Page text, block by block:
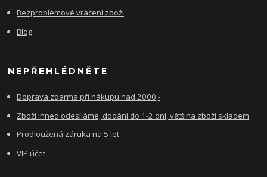
Bezproblémové vrácení zboží
Blog
NEPŘEHLÉDNĚTE
Doprava zdarma při nákupu nad 2000,-
Zboží ihned odesíláme, dodání do 1-2 dní, většina zboží skladem
Prodloužená záruka na 5 let
VIP účet